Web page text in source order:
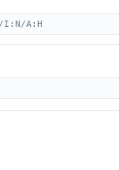
I:N/A:H